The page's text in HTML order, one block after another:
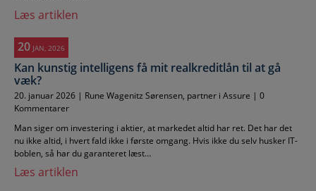
Læs artiklen
20 JAN, 2026
Kan kunstig intelligens få mit realkreditlån til at gå
væk?
20. januar 2026 | Rune Wagenitz Sørensen, partner i Assure | 0
Kommentarer
Man siger om investering i aktier, at markedet altid har ret. Det har det
nu ikke altid, i hvert fald ikke i første omgang. Hvis ikke du selv husker IT-
boblen, så har du garanteret læst…
Læs artiklen